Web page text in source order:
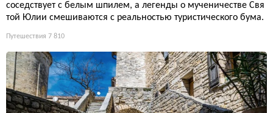
соседствует с белым шпилем, а легенды о мученичестве Свя
той Юлии смешиваются с реальностью туристического бума.
Путешествия 7 810